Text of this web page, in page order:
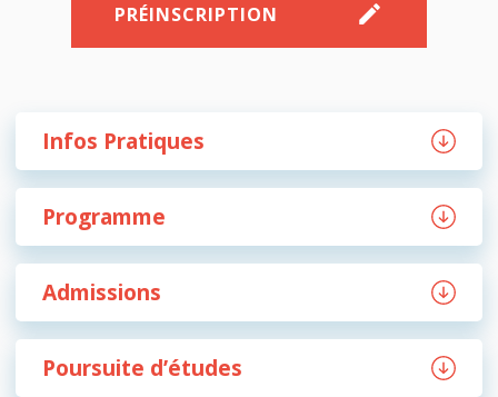
PRÉINSCRIPTION
Infos Pratiques
Programme
Admissions
Poursuite d’études